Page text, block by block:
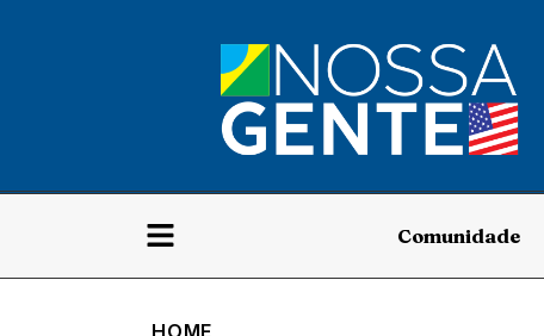
Comunidade
HOME